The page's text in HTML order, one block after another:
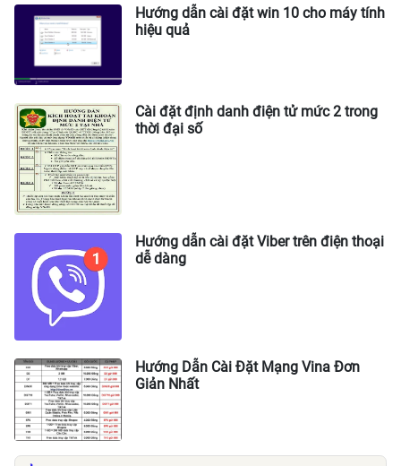
Hướng dẫn cài đặt win 10 cho máy tính
hiệu quả
Cài đặt định danh điện tử mức 2 trong
thời đại số
Hướng dẫn cài đặt Viber trên điện thoại
dễ dàng
Hướng Dẫn Cài Đặt Mạng Vina Đơn
Giản Nhất